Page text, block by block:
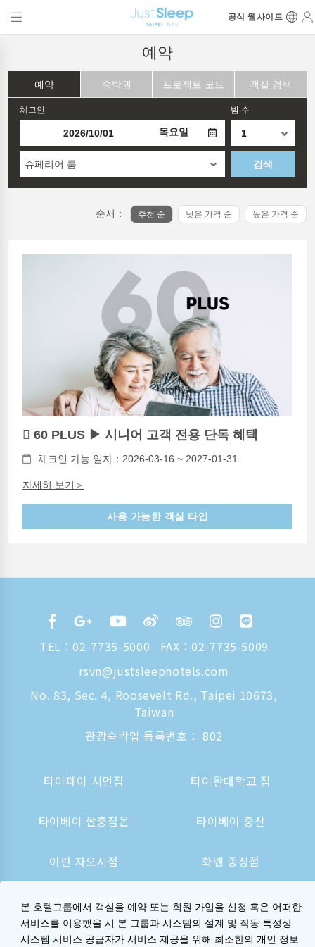
공식 웹사이트
예약
예약 숙박권 프로젝트 코드 객실 검색
체그인
목요일
밤 수
슈페리어 룸 검색
순서： 추천 순 낮은 가격 순 높은 가격 순
 60 PLUS ▶ 시니어 고객 전용 단독 혜택
체크인 가능 일자：2026-03-16 ~ 2027-01-31
자세히 보기＞
사용 가능한 객실 타입
TEL： 02-7735-5000
FAX：02-7735-5009
rsvn@justsleephotels.com
No. 83, Sec. 4, Roosevelt Rd., Taipei 10673,
Taiwan
관광숙박업 등록번호： 802
타이페이 시먼점 타이완대학교 점
타이베이 싼충점은 타이베이 중산
이란 자오시점 화롄 종정점
타이난 후산점 가오슝 종정점
가오슝역 점 오사카 신사이바시는
본 호텔그룹에서 객실을 예약 또는 회원 가입을 신청 혹은 어떠한
서비스를 이용했을 시 본 그룹과 시스템의 설계 및 작동 특성상
시스템 서비스 공급자가 서비스 제공을 위해 최소한의 개인 정보